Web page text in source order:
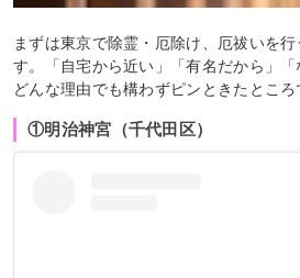
まずは東京で除霊・厄除け、厄祓いを
す。「自宅から近い」「有名だから」「
どんな理由でも構わずピンときたところ
①明治神宮（千代田区）